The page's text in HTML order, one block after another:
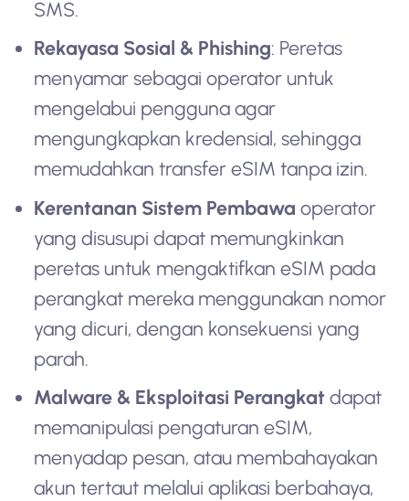
SMS.
Rekayasa Sosial & Phishing: Peretas
menyamar sebagai operator untuk
mengelabui pengguna agar
mengungkapkan kredensial, sehingga
memudahkan transfer eSIM tanpa izin.
Kerentanan Sistem Pembawa operator
yang disusupi dapat memungkinkan
peretas untuk mengaktifkan eSIM pada
perangkat mereka menggunakan nomor
yang dicuri, dengan konsekuensi yang
parah.
Malware & Eksploitasi Perangkat dapat
memanipulasi pengaturan eSIM,
menyadap pesan, atau membahayakan
akun tertaut melalui aplikasi berbahaya,